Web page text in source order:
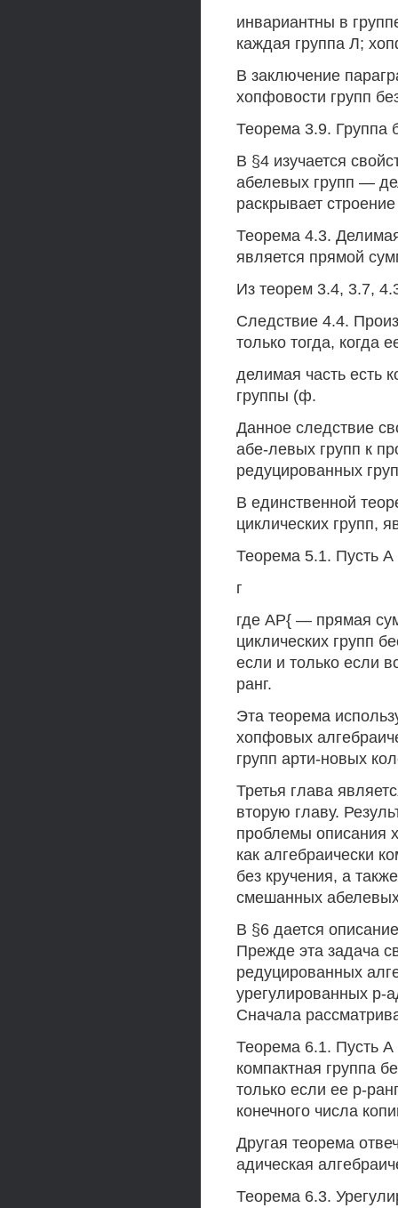
инвариантны в
каждая группа Л;
В заключение
хопфовости групп
Теорема 3.9. Группа
В §4 изучается
абелевых групп —
раскрывает
Теорема 4.3.
является прямой
Из теорем 3.4, 3.7,
Следствие 4.4.
только тогда, когда
делимая часть есть
группы (ф.
Данное следствие
абе-левых групп к
редуцированных
В единственной
циклических групп,
Теорема 5.1. Пусть
г
где АР{ — прямая
циклических групп
если и только если
ранг.
Эта теорема
хопфовых
групп арти-новых
Третья глава
вторую главу.
проблемы описания
как алгебраически
без кручения, а
смешанных
В §6 дается
Прежде эта задача
редуцированных
урегулированных р-
Сначала
Теорема 6.1. Пусть
компактная группа
только если ее р-
конечного числа
Другая теорема
адическая
Теорема 6.3.